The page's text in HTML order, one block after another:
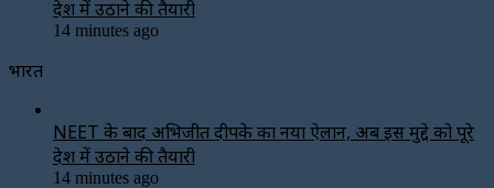
देश में उठाने की तैयारी
14 minutes ago
भारत
NEET के बाद अभिजीत दीपके का नया ऐलान, अब इस मुद्दे को पूरे
देश में उठाने की तैयारी
14 minutes ago